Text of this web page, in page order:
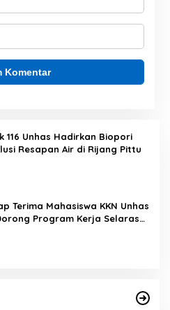
116 Unhas Hadirkan Biopori
Resapan Air di Rijang Pittu
Terima Mahasiswa KKN Unhas
Program Kerja Selaras